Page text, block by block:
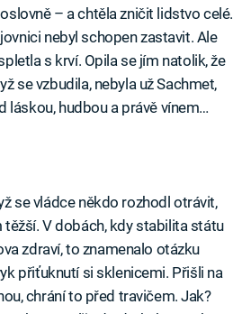
– a chtěla zničit lidstvo celé.
nebyl schopen zastavit. Ale
s krví. Opila se jím natolik, že
se vzbudila, nebyla už Sachmet,
láskou, hudbou a právě vínem…
se vládce někdo rozhodl otrávit,
V dobách, kdy stabilita státu
zdraví, to znamenalo otázku
přiťuknutí si sklenicemi. Přišli na
chrání to před travičem. Jak?